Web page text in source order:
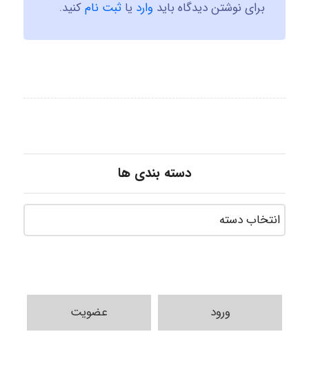
برای نوشتن دیدگاه باید وارد یا ثبت نامکنید.
دسته بندی ها
ورود عضویت